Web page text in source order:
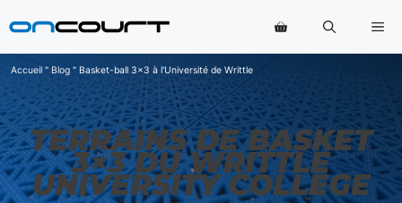
au
Accueil " Blog " Basket-ball 3x3 à l'Université de Writtle
TERRAINS DE BASKET
3×3 DU WRITTLE
UNIVERSITY COLLEGE